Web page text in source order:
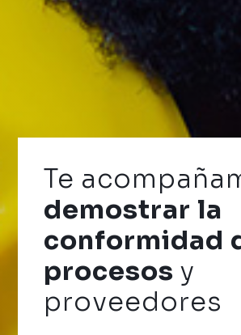
Te
demostrar la
conformidad
procesos y
proveedores